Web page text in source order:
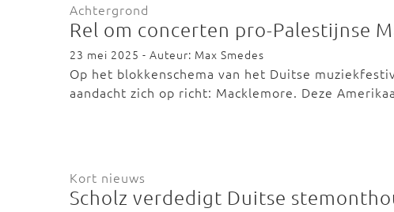
Achtergrond
Rel om concerten pro-Palestijnse
23 mei 2025 - Auteur: Max Smedes
Op het blokkenschema van het Duitse
aandacht zich op richt: Macklemore. Deze
Kort nieuws
Scholz verdedigt Duitse